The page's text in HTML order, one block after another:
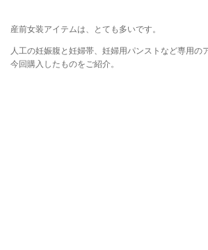
産前女装アイテムは、とても多いです。
人工の妊娠腹と妊婦帯、妊婦用パンストなど専用の
今回購入したものをご紹介。